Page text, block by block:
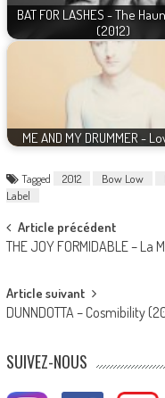
BAT FOR LASHES - The
(2012)
ME AND MY DRUMMER -
Tagged 2012 Bow Low
Label
Post
navigation
Article précédent
THE JOY FORMIDABLE – La
Article suivant
DUNNDOTTA – Cosmibility
SUIVEZ-NOUS